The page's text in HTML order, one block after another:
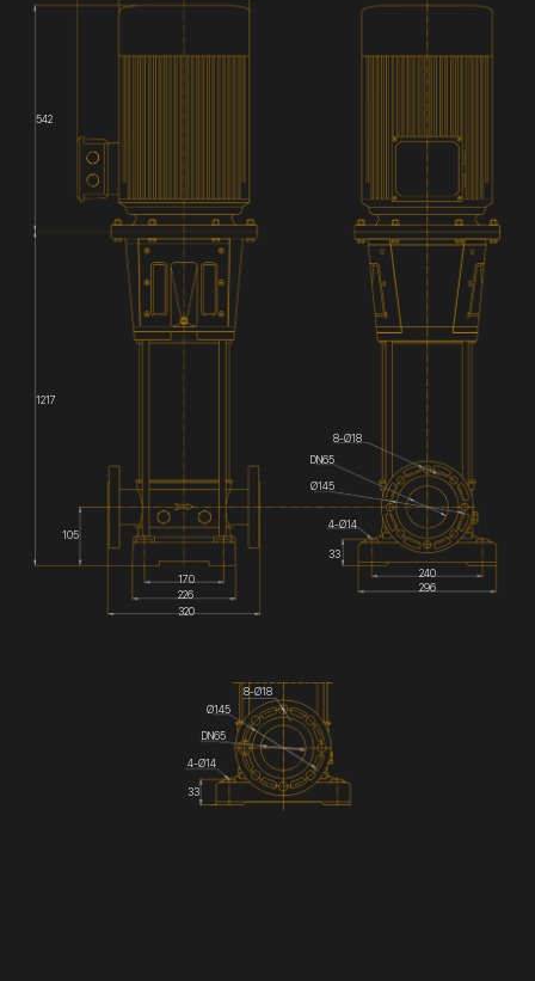
DN65
542
1217
105
170
226
320
240
296
33
4-Ø14
Ø145
8-Ø18
DN65
8-Ø18
Ø145
4-Ø14
33